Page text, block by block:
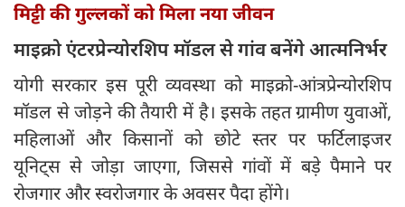
मिट्टी की गुल्लकों को मिला नया जीवन
माइक्रो एंटरप्रेन्योरशिप मॉडल से गांव बनेंगे आत्मनिर्भर
योगी सरकार इस पूरी व्यवस्था को माइक्रो-आंत्रप्रेन्योरशिप
मॉडल से जोड़ने की तैयारी में है। इसके तहत ग्रामीण युवाओं,
महिलाओं और किसानों को छोटे स्तर पर फर्टिलाइजर
यूनिट्स से जोड़ा जाएगा, जिससे गांवों में बड़े पैमाने पर
रोजगार और स्वरोजगार के अवसर पैदा होंगे।